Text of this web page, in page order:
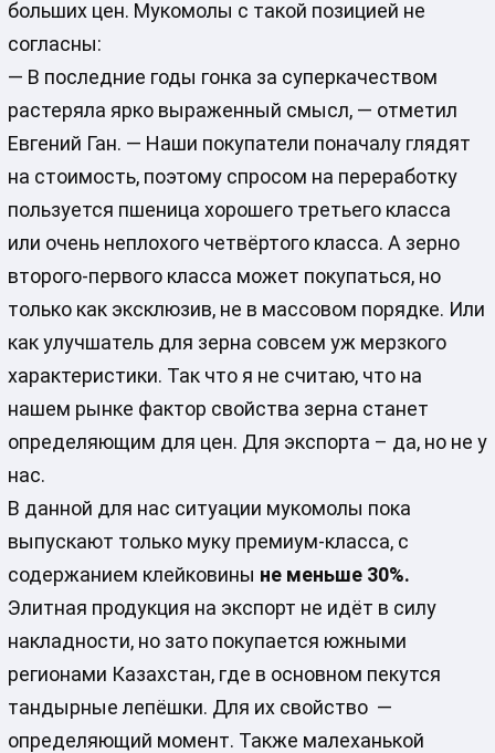
больших цен. Мукомолы с такой позицией не
согласны:
— В последние годы гонка за суперкачеством
растеряла ярко выраженный смысл, — отметил
Евгений Ган. — Наши покупатели поначалу глядят
на стоимость, поэтому спросом на переработку
пользуется пшеница хорошего третьего класса
или очень неплохого четвёртого класса. А зерно
второго-первого класса может покупаться, но
только как эксклюзив, не в массовом порядке. Или
как улучшатель для зерна совсем уж мерзкого
характеристики. Так что я не считаю, что на
нашем рынке фактор свойства зерна станет
определяющим для цен. Для экспорта – да, но не у
нас.
В данной для нас ситуации мукомолы пока
выпускают только муку премиум-класса, с
содержанием клейковины не меньше 30%.
Элитная продукция на экспорт не идёт в силу
накладности, но зато покупается южными
регионами Казахстан, где в основном пекутся
тандырные лепёшки. Для их свойство —
определяющий момент. Также малеханькой